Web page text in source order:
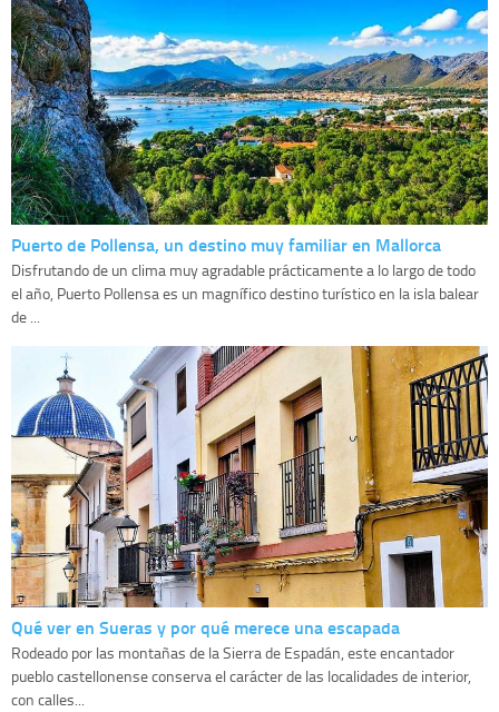
Puerto de Pollensa, un destino muy familiar en Mallorca
Disfrutando de un clima muy agradable prácticamente a lo largo de todo
el año, Puerto Pollensa es un magnífico destino turístico en la isla balear
de ...
Qué ver en Sueras y por qué merece una escapada
Rodeado por las montañas de la Sierra de Espadán, este encantador
pueblo castellonense conserva el carácter de las localidades de interior,
con calles...